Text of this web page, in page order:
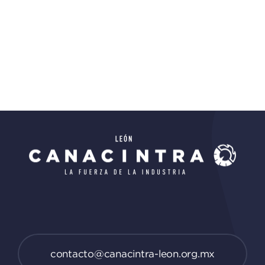
contacto@canacintra-leon.org.mx